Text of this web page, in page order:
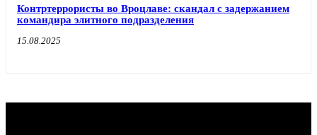
Контртеррористы во Вроцлаве: скандал с задержанием
командира элитного подразделения
15.08.2025